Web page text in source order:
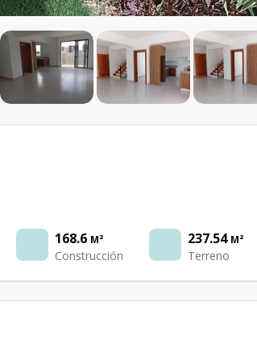
168.6 M²
Construcción
237.54 M²
Terreno